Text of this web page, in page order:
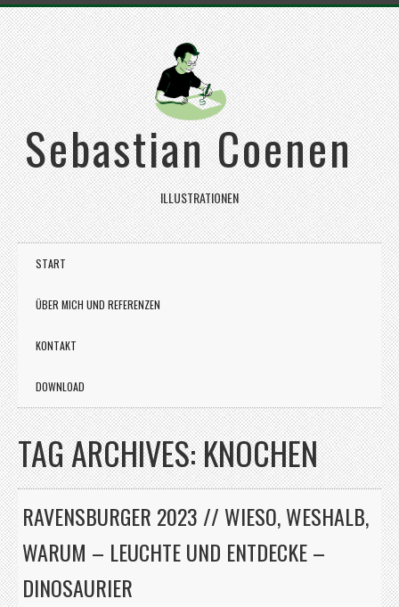
Sebastian Coenen
ILLUSTRATIONEN
START
ÜBER MICH UND REFERENZEN
KONTAKT
DOWNLOAD
TAG ARCHIVES:KNOCHEN
RAVENSBURGER 2023 // WIESO, WESHALB,
WARUM – LEUCHTE UND ENTDECKE –
DINOSAURIER